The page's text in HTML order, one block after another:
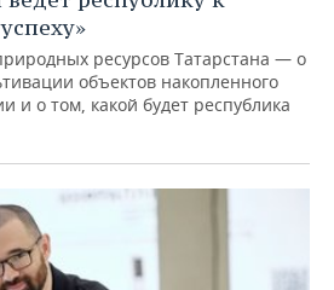
ресурсов Татарстана — о
объектов накопленного
и о том, какой будет республика